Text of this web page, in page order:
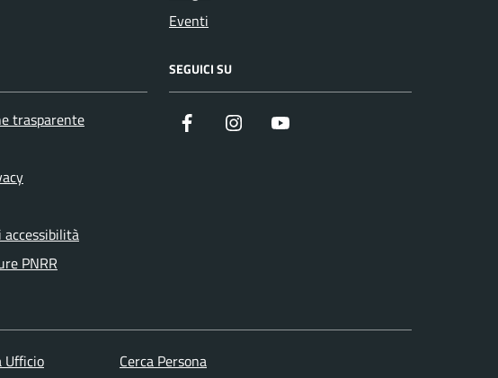
Eventi
trasparente
accessibilità
PNRR
SEGUICI SU
Facebook Instagram
Ufficio Cerca Persona